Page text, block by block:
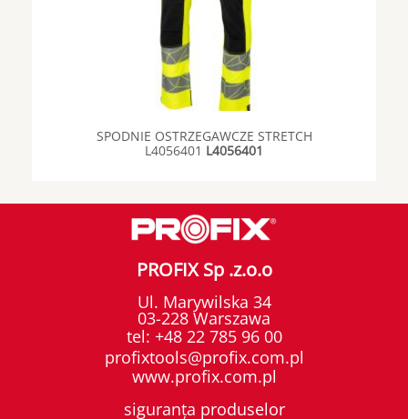
SPODNIE OSTRZEGAWCZE STRETCH
L4056401 L4056401
PROFIX Sp .z.o.o
Ul. Marywilska 34
03-228 Warszawa
tel: +48 22 785 96 00
profixtools@profix.com.pl
www.profix.com.pl
siguranța produselor